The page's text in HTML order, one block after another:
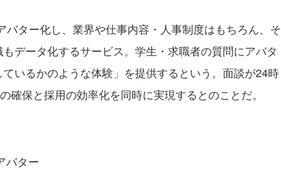
ター化し、業界や仕事内容・人事制度はもちろん、そ
データ化するサービス。学生・求職者の質問にアバタ
いるかのような体験」を提供するという。面談が24時
確保と採用の効率化を同時に実現するとのことだ。
バター